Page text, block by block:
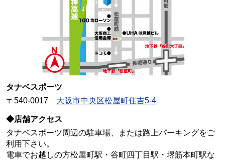
タナベスポーツ
〒540-0017 大阪市中央区松屋町住吉5-4
◆店舗アクセス
タナベスポーツ周辺の駐車場、または路上パーキングをご
利用下さい。
電車でお越しの方松屋町駅・谷町四丁目駅・堺筋本町駅な